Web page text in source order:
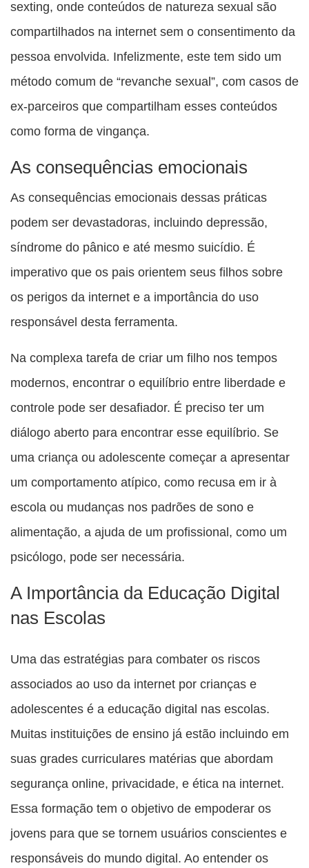
sexting, onde conteúdos de natureza sexual são
compartilhados na internet sem o consentimento da
pessoa envolvida. Infelizmente, este tem sido um
método comum de “revanche sexual”, com casos de
ex-parceiros que compartilham esses conteúdos
como forma de vingança.
As consequências emocionais
As consequências emocionais dessas práticas
podem ser devastadoras, incluindo depressão,
síndrome do pânico e até mesmo suicídio. É
imperativo que os pais orientem seus filhos sobre
os perigos da internet e a importância do uso
responsável desta ferramenta.
Na complexa tarefa de criar um filho nos tempos
modernos, encontrar o equilíbrio entre liberdade e
controle pode ser desafiador. É preciso ter um
diálogo aberto para encontrar esse equilíbrio. Se
uma criança ou adolescente começar a apresentar
um comportamento atípico, como recusa em ir à
escola ou mudanças nos padrões de sono e
alimentação, a ajuda de um profissional, como um
psicólogo, pode ser necessária.
A Importância da Educação Digital
nas Escolas
Uma das estratégias para combater os riscos
associados ao uso da internet por crianças e
adolescentes é a educação digital nas escolas.
Muitas instituições de ensino já estão incluindo em
suas grades curriculares matérias que abordam
segurança online, privacidade, e ética na internet.
Essa formação tem o objetivo de empoderar os
jovens para que se tornem usuários conscientes e
responsáveis do mundo digital. Ao entender os